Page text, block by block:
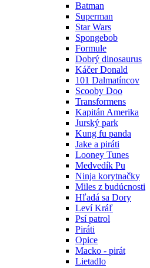
Batman
Superman
Star Wars
Spongebob
Formule
Dobrý dinosaurus
Káčer Donald
101 Dalmatíncov
Scooby Doo
Transformens
Kapitán Amerika
Jurský park
Kung fu panda
Jake a piráti
Looney Tunes
Medvedík Pu
Ninja korytnačky
Miles z budúcnosti
Hľadá sa Dory
Leví Kráľ
Psí patrol
Piráti
Opice
Macko - pirát
Lietadlo